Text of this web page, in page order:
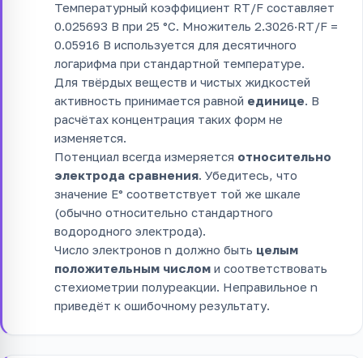
Температурный коэффициент RT/F составляет
0.025693 В при 25 °C. Множитель 2.3026·RT/F =
0.05916 В используется для десятичного
логарифма при стандартной температуре.
Для твёрдых веществ и чистых жидкостей
активность принимается равной единице. В
расчётах концентрация таких форм не
изменяется.
Потенциал всегда измеряется относительно
электрода сравнения. Убедитесь, что
значение E° соответствует той же шкале
(обычно относительно стандартного
водородного электрода).
Число электронов n должно быть целым
положительным числом и соответствовать
стехиометрии полуреакции. Неправильное n
приведёт к ошибочному результату.